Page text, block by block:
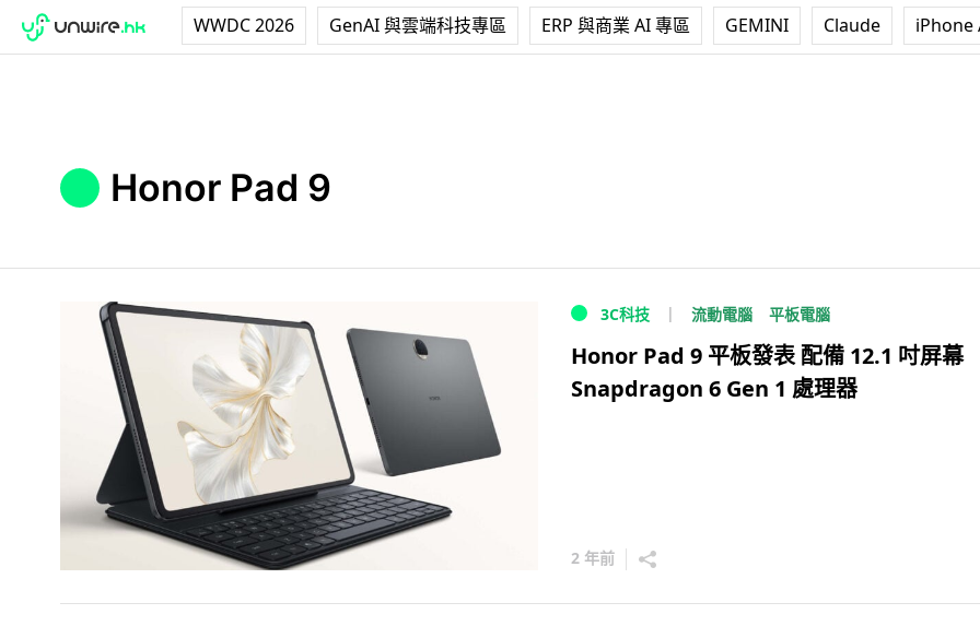
WWDC 2026 GenAI 與雲端科技專區 ERP 與商業 AI 專區 GEMINI Claude iPhone
Honor Pad 9
3C科技 流動電腦 平板電腦
Honor Pad 9 平板發表 配備 12.1 吋屏幕
Snapdragon 6 Gen 1 處理器
2 年前